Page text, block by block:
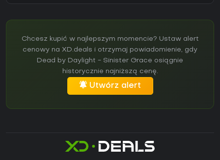
Chcesz kupić w najlepszym momencie? Ustaw alert
cenowy na XD.deals i otrzymaj powiadomienie, gdy
Dead by Daylight - Sinister Grace osiągnie
historycznie najniższą cenę.
Utwórz alert